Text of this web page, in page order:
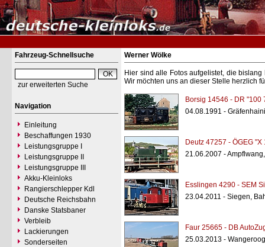
Fahrzeug-Schnellsuche
zur erweiterten Suche
Navigation
Einleitung
Beschaffungen 1930
Leistungsgruppe I
Leistungsgruppe II
Leistungsgruppe III
Akku-Kleinloks
Rangierschlepper Kdl
Deutsche Reichsbahn
Danske Statsbaner
Verbleib
Lackierungen
Sonderseiten
Werner Wölke
Hier sind alle Fotos aufgelistet, die
Wir möchten uns an dieser Stelle herzlich
Borsig 14546 - DR "100
04.08.1991 -
Deutz 47257 - ÖGEG "X
21.06.2007 -
Esslingen 4290 - SEM
23.04.2011 - Siegen,
Faur 25665 - DB
25.03.2013 -